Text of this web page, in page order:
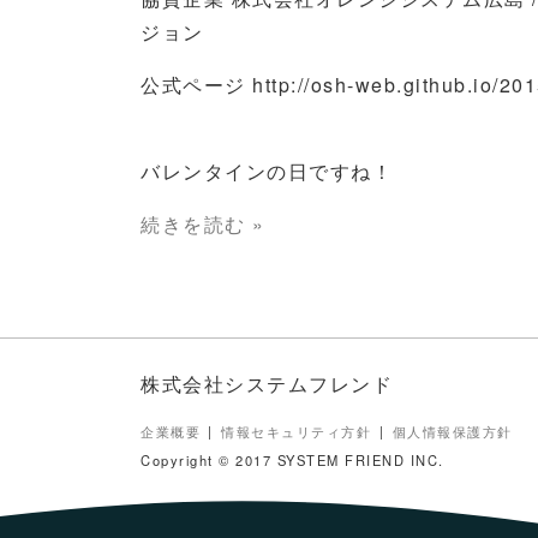
ジョン
公式ページ http://osh-web.github.io/
バレンタインの日ですね！
続きを読む »
株式会社システムフレンド
企業概要 情報セキュリティ方針
個人情報保護方針
Copyright © 2017 SYSTEM FRIEND INC.